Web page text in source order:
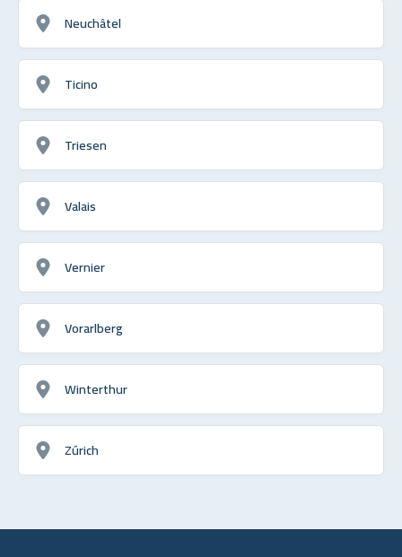
Neuchâtel
Ticino
Triesen
Valais
Vernier
Vorarlberg
Winterthur
Zúrich